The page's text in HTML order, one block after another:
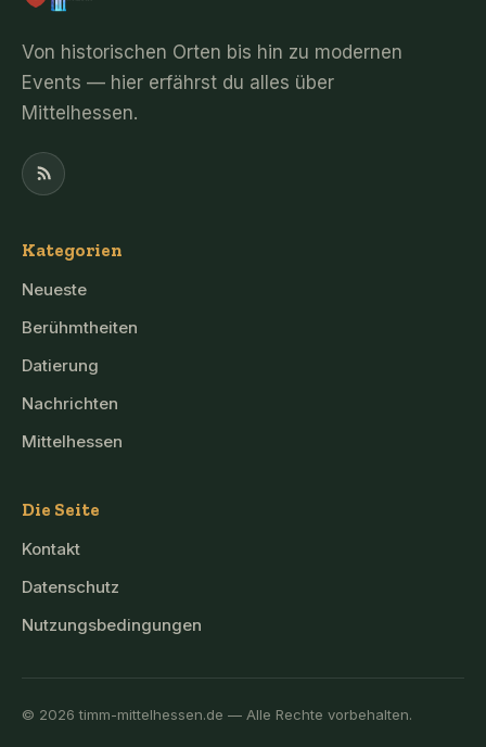
Von historischen Orten bis hin zu modernen
Events — hier erfährst du alles über
Mittelhessen.
Kategorien
Neueste
Berühmtheiten
Datierung
Nachrichten
Mittelhessen
Die Seite
Kontakt
Datenschutz
Nutzungsbedingungen
© 2026 timm-mittelhessen.de — Alle Rechte vorbehalten.